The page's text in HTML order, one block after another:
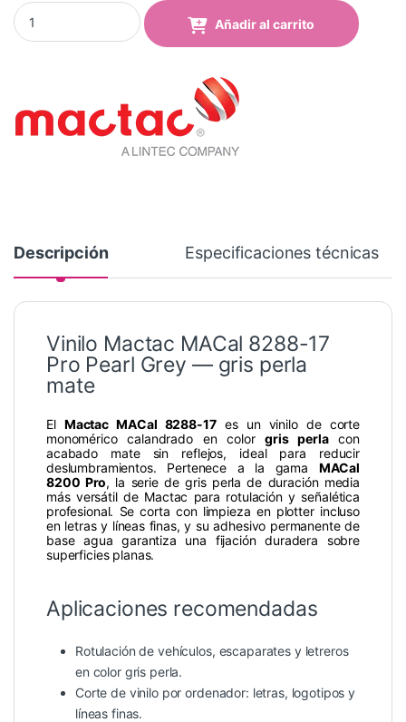
Vinilo Mactac MACal 8288-17 Pro Pearl Grey Mate quantity
Añadir al carrito
Descripción Especificaciones técnicas
Vinilo Mactac MACal 8288-17
Pro Pearl Grey — gris perla
mate
El Mactac MACal 8288-17es un vinilo de corte
monomérico calandrado en colorgris perlacon
acabado mate sin reflejos, ideal para reducir
deslumbramientos. Pertenece a la gama MACal
8200 Pro, la serie de gris perla de duración media
más versátil de Mactac para rotulación y señalética
profesional. Se corta con limpieza en plotter incluso
en letras y líneas finas, y su adhesivo permanente de
base agua garantiza una fijación duradera sobre
superficies planas.
Aplicaciones recomendadas
Rotulación de vehículos, escaparates y letreros
en color gris perla.
Corte de vinilo por ordenador: letras, logotipos y
líneas finas.